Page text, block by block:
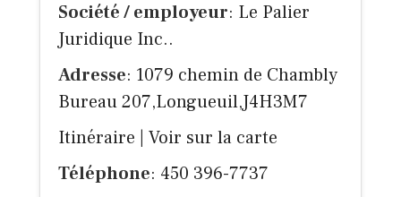
Société / employeur: Le Palier
Juridique Inc..
Adresse: 1079 chemin de Chambly
Bureau 207,Longueuil,J4H3M7
Itinéraire
Voir sur la carte
Téléphone: 450 396-7737